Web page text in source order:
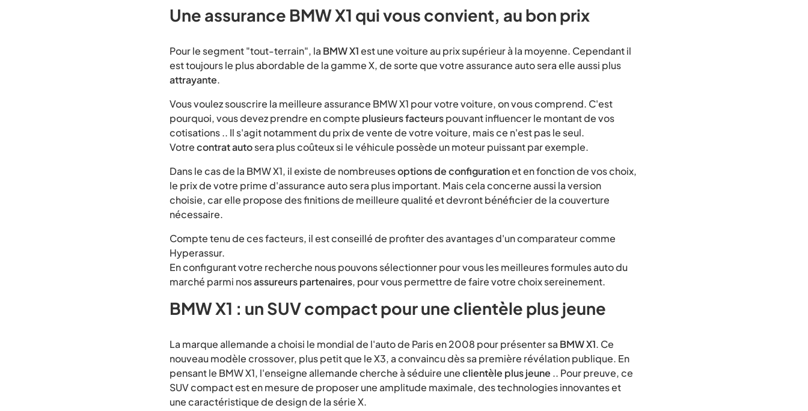
Une assurance BMW X1 qui vous convient, au bon prix
Pour le segment "tout-terrain", la BMW X1est une voiture au prix supérieur à la moyenne. Cependant il
est toujours le plus abordable de la gamme X, de sorte que votre assurance auto sera elle aussi plus
attrayante.
Vous voulez souscrire la meilleure assurance BMW X1 pour votre voiture, on vous comprend. C'est
pourquoi, vous devez prendre en compte plusieurs facteurspouvant influencer le montant de vos
cotisations .. Il s'agit notamment du prix de vente de votre voiture, mais ce n'est pas le seul.
Votrecontrat autosera plus coûteux si le véhicule possède un moteur puissant par exemple.
Dans le cas de la BMW X1, il existe de nombreusesoptions de configurationet en fonction de vos choix,
le prix de votre prime d'assurance auto sera plus important. Mais cela concerne aussi la version
choisie, car elle propose des finitions de meilleure qualité et devront bénéficier de la couverture
nécessaire.
Compte tenu de ces facteurs, il est conseillé de profiter des avantages d'un comparateur comme
Hyperassur.
En configurant votre recherche nous pouvons sélectionner pour vous les meilleures formules auto du
marché parmi nosassureurs partenaires, pour vous permettre de faire votre choix sereinement.
BMW X1 : un SUV compact pour une clientèle plus jeune
La marque allemande a choisi le mondial de l'auto de Paris en 2008 pour présenter sa BMW X1. Ce
nouveau modèle crossover, plus petit que le X3, a convaincu dès sa première révélation publique. En
pensant le BMW X1, l'enseigne allemande cherche à séduire uneclientèle plus jeune .. Pour preuve, ce
SUV compact est en mesure de proposer une amplitude maximale, des technologies innovantes et
une caractéristique de design de la série X.